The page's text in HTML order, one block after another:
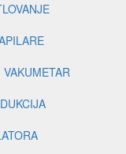
VAKUMETAR